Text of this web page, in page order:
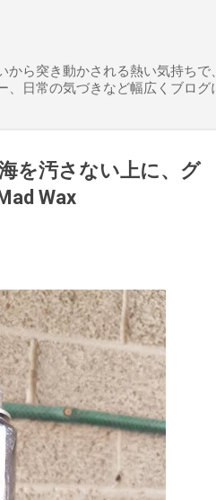
ら突き動かされる熱い気持ちで
、日常の気づきなど幅広くブログ
を汚さない上に、グ
Wax